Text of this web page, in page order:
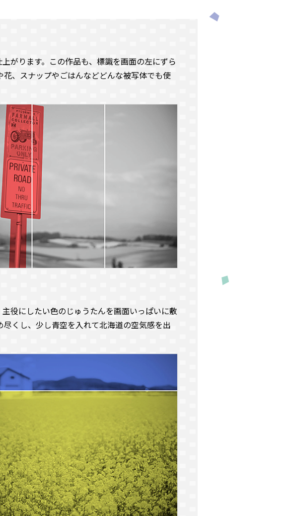
がります。この作品も、標識を画面の左にずら
、スナップやごはんなどどんな被写体でも使
役にしたい色のじゅうたんを画面いっぱいに敷
くし、少し青空を入れて北海道の空気感を出